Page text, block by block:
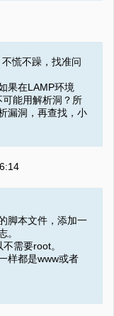
慌不躁，找准问
果在LAMP环境
能用解析洞？所
漏洞，再查找，小
脚本文件，添加一
。
需要root。
样都是www或者